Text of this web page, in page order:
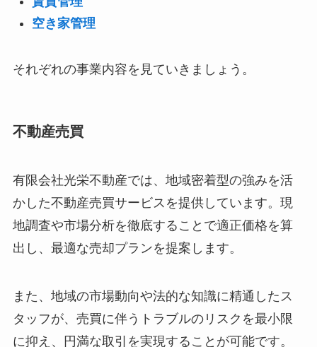
空き家管理
それぞれの事業内容を見ていきましょう。
不動産売買
有限会社光栄不動産では、地域密着型の強みを活
かした不動産売買サービスを提供しています。現
地調査や市場分析を徹底することで適正価格を算
出し、最適な売却プランを提案します。
また、地域の市場動向や法的な知識に精通したス
タッフが、売買に伴うトラブルのリスクを最小限
に抑え、円満な取引を実現することが可能です。